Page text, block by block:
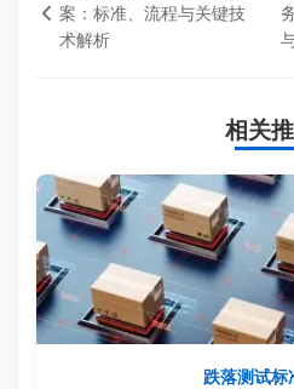
案：标准、流程与关键技
术解析
相关
跌落测试标